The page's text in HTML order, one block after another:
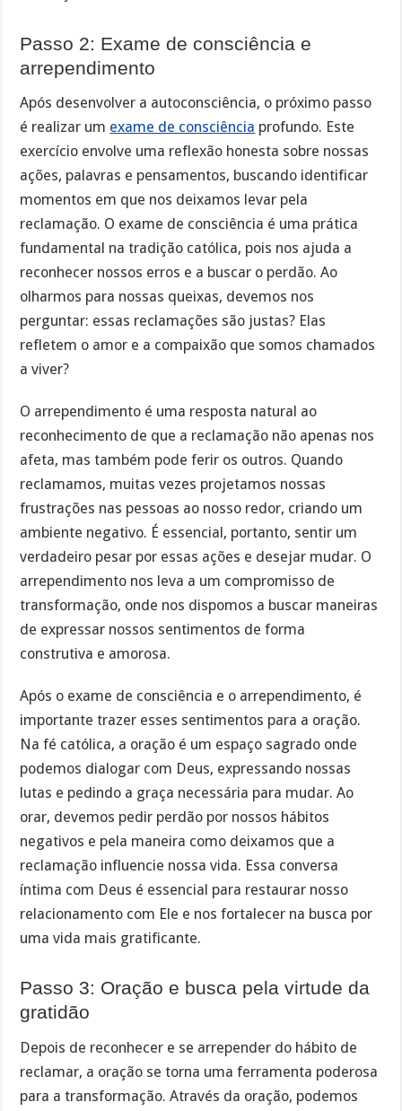
Passo 2: Exame de consciência e
arrependimento
Após desenvolver a autoconsciência, o próximo passo
é realizar um exame de consciência profundo. Este
exercício envolve uma reflexão honesta sobre nossas
ações, palavras e pensamentos, buscando identificar
momentos em que nos deixamos levar pela
reclamação. O exame de consciência é uma prática
fundamental na tradição católica, pois nos ajuda a
reconhecer nossos erros e a buscar o perdão. Ao
olharmos para nossas queixas, devemos nos
perguntar: essas reclamações são justas? Elas
refletem o amor e a compaixão que somos chamados
a viver?
O arrependimento é uma resposta natural ao
reconhecimento de que a reclamação não apenas nos
afeta, mas também pode ferir os outros. Quando
reclamamos, muitas vezes projetamos nossas
frustrações nas pessoas ao nosso redor, criando um
ambiente negativo. É essencial, portanto, sentir um
verdadeiro pesar por essas ações e desejar mudar. O
arrependimento nos leva a um compromisso de
transformação, onde nos dispomos a buscar maneiras
de expressar nossos sentimentos de forma
construtiva e amorosa.
Após o exame de consciência e o arrependimento, é
importante trazer esses sentimentos para a oração.
Na fé católica, a oração é um espaço sagrado onde
podemos dialogar com Deus, expressando nossas
lutas e pedindo a graça necessária para mudar. Ao
orar, devemos pedir perdão por nossos hábitos
negativos e pela maneira como deixamos que a
reclamação influencie nossa vida. Essa conversa
íntima com Deus é essencial para restaurar nosso
relacionamento com Ele e nos fortalecer na busca por
uma vida mais gratificante.
Passo 3: Oração e busca pela virtude da
gratidão
Depois de reconhecer e se arrepender do hábito de
reclamar, a oração se torna uma ferramenta poderosa
para a transformação. Através da oração, podemos